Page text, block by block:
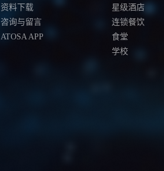
资料下载
咨询与留言
ATOSA APP
星级酒店
连锁餐饮
食堂
学校